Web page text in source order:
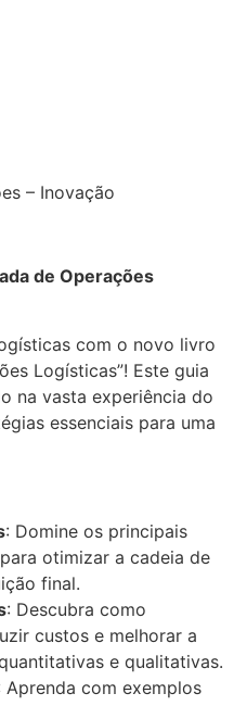
– Inovação
de Operações
com o novo livro
Logísticas”! Este guia
na vasta experiência do
essenciais para uma
: Domine os principais
otimizar a cadeia de
final.
: Descubra como
custos e melhorar a
e qualitativas.
Aprenda com exemplos